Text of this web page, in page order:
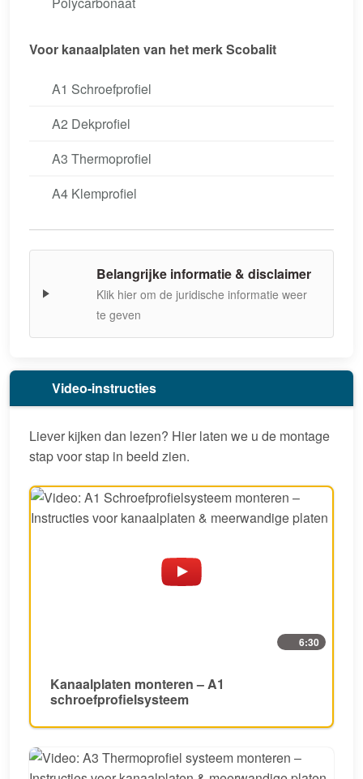
Voor kanaalplaten van het merk Scobalit
A1 Schroefprofiel
A2 Dekprofiel
A3 Thermoprofiel
A4 Klemprofiel
Belangrijke informatie & disclaimer
Klik hier om de juridische informatie weer
te geven
Video-instructies
Liever kijken dan lezen? Hier laten we u de montage
stap voor stap in beeld zien.
6:30
Kanaalplaten monteren – A1
schroefprofielsysteem